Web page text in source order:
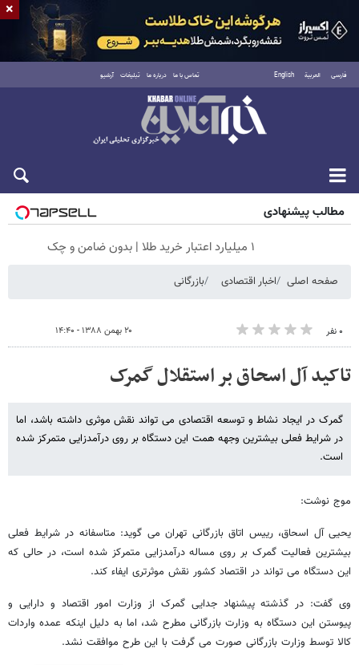
فارسی العربية English تماس با ما درباره ما تبلیغات آرشیو
پنجشنبه ۱۵ مرداد ۱۴۰۵
مطالب پیشنهادی
۱ میلیارد اعتبار خرید طلا | بدون ضامن و چک
صفحه اصلی اخبار اقتصادی بازرگانی
۰ نفر ۲۰ بهمن ۱۳۸۸ - ۱۴:۴۰
تاکید آل اسحاق بر استقلال گمرک
گمرک در ایجاد نشاط و توسعه اقتصادی می تواند نقش موثری داشته باشد، اما
در شرایط فعلی بیشترین وجهه همت این دستگاه بر روی درآمدزایی متمرکز شده
است.
موج نوشت:
یحیی آل اسحاق،‌ رییس اتاق بازرگانی تهران می گوید: متاسفانه در شرایط فعلی
بیشترین فعالیت گمرک بر روی مساله درآمدزایی متمرکز شده است، در حالی که
این دستگاه می تواند در اقتصاد کشور نقش موثرتری ایفاء کند.
وی گفت: در گذشته پیشنهاد جدایی گمرک از وزارت امور اقتصاد و دارایی و
پیوستن این دستگاه به وزارت بازرگانی مطرح شد، اما به دلیل اینکه عمده واردات
کالا توسط وزارت بازرگانی صورت می گرفت با این طرح موافقت نشد.
×